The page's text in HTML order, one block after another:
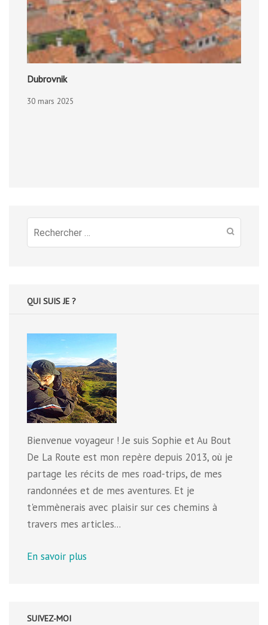
Dubrovnik
30 mars 2025
Recherche
pour
QUI SUIS JE ?
Bienvenue voyageur ! Je suis Sophie et Au Bout
De La Route est mon repère depuis 2013, où je
partage les récits de mes road-trips, de mes
randonnées et de mes aventures. Et je
t'emmènerais avec plaisir sur ces chemins à
travers mes articles...
En savoir plus
SUIVEZ-MOI